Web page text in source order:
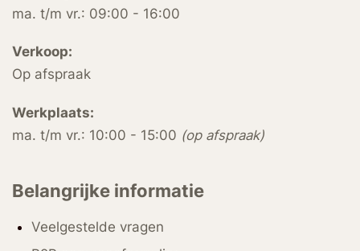
ma. t/m vr.: 09:00 - 16:00
Verkoop:
Op afspraak
Werkplaats:
ma. t/m vr.: 10:00 - 15:00 (op afspraak)
Belangrijke informatie
Veelgestelde vragen